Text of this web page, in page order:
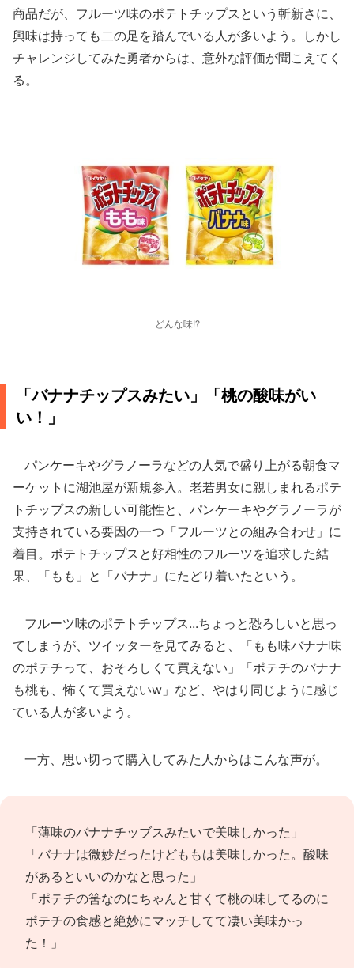
商品だが、フルーツ味のポテトチップスという斬新さに、
興味は持っても二の足を踏んでいる人が多いよう。しかし
チャレンジしてみた勇者からは、意外な評価が聞こえてく
る。
どんな味!?
「バナナチップスみたい」「桃の酸味がい
い！」
パンケーキやグラノーラなどの人気で盛り上がる朝食マ
ーケットに湖池屋が新規参入。老若男女に親しまれるポテ
トチップスの新しい可能性と、パンケーキやグラノーラが
支持されている要因の一つ「フルーツとの組み合わせ」に
着目。ポテトチップスと好相性のフルーツを追求した結
果、「もも」と「バナナ」にたどり着いたという。
フルーツ味のポテトチップス...ちょっと恐ろしいと思っ
てしまうが、ツイッターを見てみると、「もも味バナナ味
のポテチって、おそろしくて買えない」「ポテチのバナナ
も桃も、怖くて買えないw」など、やはり同じように感じ
ている人が多いよう。
一方、思い切って購入してみた人からはこんな声が。
「薄味のバナナチッブスみたいで美味しかった」
「バナナは微妙だったけどももは美味しかった。酸味
があるといいのかなと思った」
「ポテチの筈なのにちゃんと甘くて桃の味してるのに
ポテチの食感と絶妙にマッチしてて凄い美味かっ
た！」